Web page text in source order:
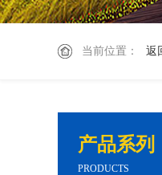
当前位置： 返
产品系列
PRODUCTS